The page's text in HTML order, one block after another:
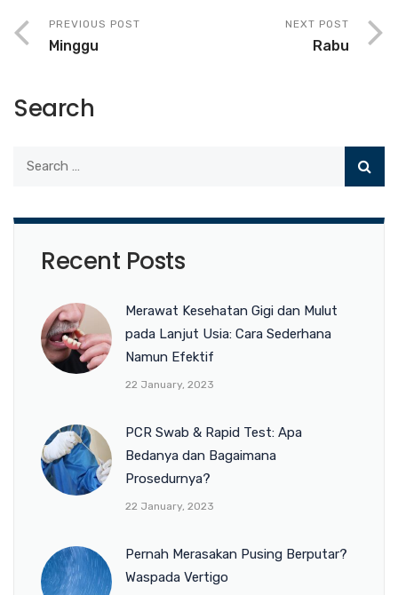
PREVIOUS POST
Minggu
NEXT POST
Rabu
Search
Recent Posts
Merawat Kesehatan Gigi dan Mulut
pada Lanjut Usia: Cara Sederhana
Namun Efektif
22 January, 2023
PCR Swab & Rapid Test: Apa
Bedanya dan Bagaimana
Prosedurnya?
22 January, 2023
Pernah Merasakan Pusing Berputar?
Waspada Vertigo